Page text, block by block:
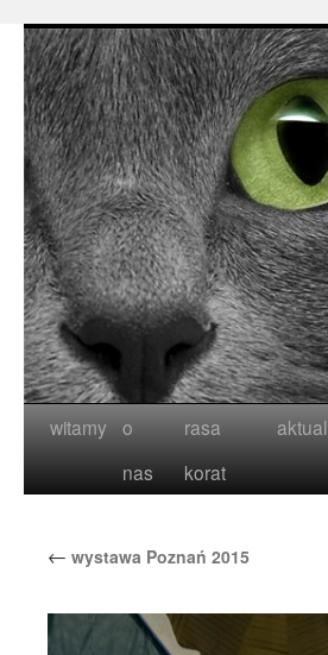
witamy o
nas
rasa
korat
← wystawa Poznań 2015